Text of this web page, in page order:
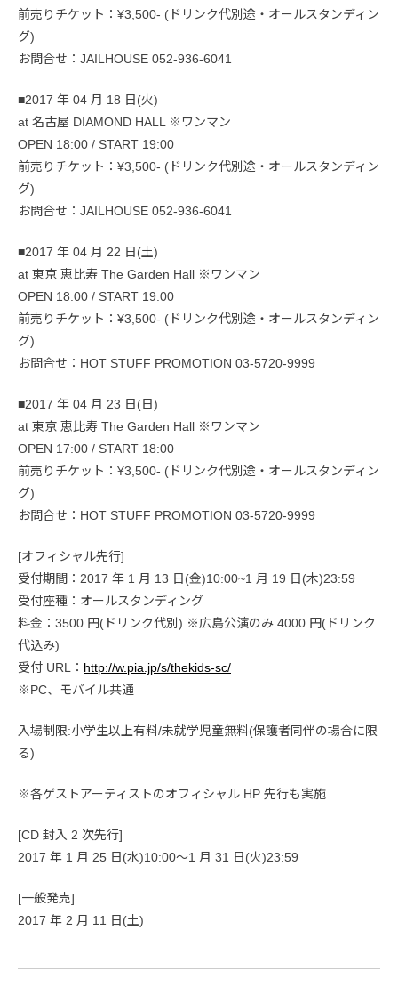
前売りチケット：¥3,500- (ドリンク代別途・オールスタンディン
グ)
お問合せ：JAILHOUSE 052-936-6041
■2017 年 04 月 18 日(火)
at 名古屋 DIAMOND HALL ※ワンマン
OPEN 18:00 / START 19:00
前売りチケット：¥3,500- (ドリンク代別途・オールスタンディン
グ)
お問合せ：JAILHOUSE 052-936-6041
■2017 年 04 月 22 日(土)
at 東京 恵比寿 The Garden Hall ※ワンマン
OPEN 18:00 / START 19:00
前売りチケット：¥3,500- (ドリンク代別途・オールスタンディン
グ)
お問合せ：HOT STUFF PROMOTION 03-5720-9999
■2017 年 04 月 23 日(日)
at 東京 恵比寿 The Garden Hall ※ワンマン
OPEN 17:00 / START 18:00
前売りチケット：¥3,500- (ドリンク代別途・オールスタンディン
グ)
お問合せ：HOT STUFF PROMOTION 03-5720-9999
[オフィシャル先行]
受付期間：2017 年 1 月 13 日(金)10:00~1 月 19 日(木)23:59
受付座種：オールスタンディング
料金：3500 円(ドリンク代別) ※広島公演のみ 4000 円(ドリンク
代込み)
受付 URL： http://w.pia.jp/s/thekids-sc/
※PC、モバイル共通
入場制限:小学生以上有料/未就学児童無料(保護者同伴の場合に限
る)
※各ゲストアーティストのオフィシャル HP 先行も実施
[CD 封入 2 次先行]
2017 年 1 月 25 日(水)10:00〜1 月 31 日(火)23:59
[一般発売]
2017 年 2 月 11 日(土)